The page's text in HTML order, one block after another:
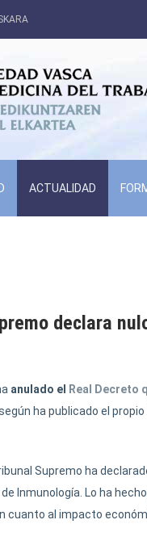
ACTUALIDAD
declara
anulado el Real Decreto
ha publicado el
Supremo ha
Inmunología. Lo ha
cuanto al impacto